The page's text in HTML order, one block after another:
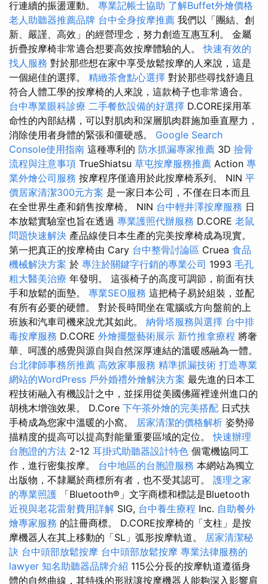
行連續的振盪運動。 專業記帳士協助 了解Buffet外燴價格
老人助聽器推薦品牌 台中全身按摩推薦 我們以「團結、創
新、嚴謹、高效」的經營理念，努力創造互惠互利。 金屬
折疊按摩椅非常適合想要高效按摩體驗的人。快速有效的
找人服務 對於那些想在家中享受放鬆按摩的人來說，這是
一個絕佳的選擇。 精緻茶會點心選擇 對於那些尋找舒適且
符合人體工學的按摩椅的人來說，這款椅子也非常適合。
台中專業眼科診療 二手餐飲設備的好選擇 D.CORE採用革
命性的內部結構，可以對肌肉和深層肌肉群施加垂直壓力，
消除使用者身體的緊張和僵硬感。 Google Search
Console使用指南 這種專利的 防水抓漏專家推薦 3D 撿骨
流程與注意事項 TrueShiatsu 草屯按摩服務推薦 Action 專
業外燴公司服務 按摩程序僅適用於此按摩椅系列。 NIN 平
價居家清潔300元方案 是一家日本公司，不僅在日本而且
在全世界生產和銷售按摩椅。 NIN 台中輕井澤按摩服務 日
本放鬆實驗室也旨在透過 專業護照代辦服務 D.CORE 老鼠
問題快速解決 產品線使日本生產的完美按摩椅成為現實。
第一把真正的按摩椅由 Cary 台中整骨討論區 Cruea 食品
機械解決方案 於 專注於關鍵字行銷的專業公司 1993 毛孔
粗大醫美治療 年發明。 這張椅子的高度可調節，前面有扶
手和放鬆的面墊。 專業SEO服務 這把椅子易於組裝，並配
有所有必要的硬體。 對於長時間坐在電腦或方向盤前的上
班族和汽車司機來說尤其如此。 納骨塔服務與選擇 台中排
毒按摩服務 D.CORE 外燴擺盤藝術展示 新竹推拿療程 將奢
華、呵護的感覺與源自與自然深厚連結的溫暖感融為一體。
台北律師事務所推薦 高效家事服務 精準抓漏技術 打造專業
網站的WordPress 戶外婚禮外燴解決方案 最先進的日本工
程技術融入有機設計之中，並採用從美國佛羅裡達州進口的
胡桃木增強效果。 D.Core 下午茶外燴的完美搭配 日式扶
手椅成為您家中溫暖的小窩。 居家清潔的價格解析 姿勢掃
描精度的提高可以提高對能量重要區域的定位。快速辦理
台胞證的方法 2-12 耳掛式助聽器設計特色 個電機協同工
作，進行密集按摩。 台中地區的台胞證服務 本網站為獨立
出版物，不隸屬於商標所有者，也不受其認可。 護理之家
的專業照護 「Bluetooth®」文字商標和標誌是Bluetooth
近視與老花雷射費用詳解 SIG, 台中養生療程 Inc. 自助餐外
燴專家服務 的註冊商標。 D.CORE按摩椅的「支柱」是按
摩機器人在其上移動的「SL」弧形按摩軌道。 居家清潔秘
訣 台中頭部放鬆按摩 台中頭部放鬆按摩 專業法律服務的
lawyer 知名助聽器品牌介紹 115公分長的按摩軌道遵循身
體的自然曲線，其特殊的形狀讓按摩機器人能夠深入影響肩